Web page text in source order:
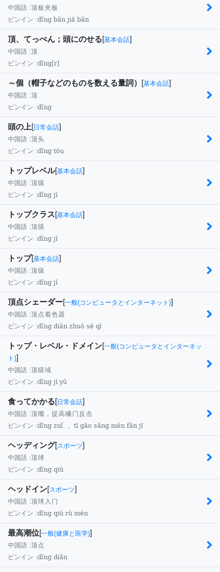
中国語 :顶板夹板
ピンイン :dǐng bǎn jiā bǎn
頂、てっぺん；頭にのせる[基本会話]
中国語 :顶
ピンイン :dǐng[r]
～個（帽子などのものを数える量詞） [基本会話]
中国語 :顶
ピンイン :dǐng
頭の上[ 日常会話]
中国語 :顶头
ピンイン :dǐng tóu
トップレベル[基本会話]
中国語 :顶级
ピンイン :dǐng jí
トップクラス[基本会話]
中国語 :顶级
ピンイン :dǐng jí
トップ[基本会話]
中国語 :顶级
ピンイン :dǐng jí
頂点シェーダー[一般(コンピュータとインターネット)]
中国語 :顶点着色器
ピンイン :dǐng diǎn zhuó sè qì
トップ・レベル・ドメイン[一般(コンピュータとインターネッ
ト)]
中国語 :顶级域
ピンイン :dǐng jí yù
食ってかかる[ 日常会話]
中国語 :顶嘴，提高嗓门反击
ピンイン :dǐng zuǐ ， tí gāo sǎng mén fǎn jī
ヘッディング[スポーツ]
中国語 :顶球
ピンイン :dǐng qiú
ヘッドイン[スポーツ]
中国語 :顶球入门
ピンイン :dǐng qiú rù mén
最高潮位[一般(健康と医学)]
中国語 :顶点
ピンイン :dǐng diǎn